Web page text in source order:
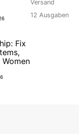
Fix
Versand
12 Ausgaben